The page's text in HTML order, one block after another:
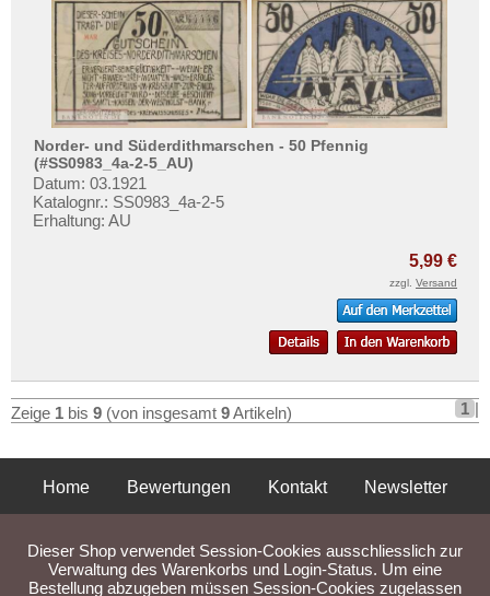
Norder- und Süderdithmarschen - 50 Pfennig
(#SS0983_4a-2-5_AU)
Datum: 03.1921
Katalognr.: SS0983_4a-2-5
Erhaltung: AU
5,99 €
zzgl. Versand
Zeige 1 bis 9 (von insgesamt 9Artikeln) 1 |
Home Bewertungen Kontakt
Newsletter
Liefer- und Versandkosten
Dieser Shop verwendet Session-Cookies ausschliesslich zur
Verwaltung des Warenkorbs und Login-Status. Um eine
Bestellung abzugeben müssen Session-Cookies zugelassen